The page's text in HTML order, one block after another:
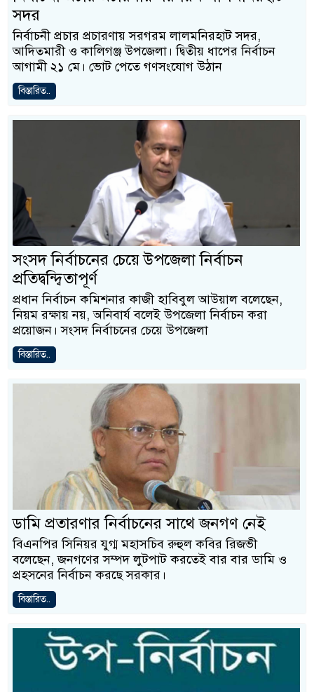
সদর
নির্বাচনী প্রচার প্রচারণায় সরগরম লালমনিরহাট সদর,
আদিতমারী ও কালিগঞ্জ উপজেলা। দ্বিতীয় ধাপের নির্বাচন
আগামী ২১ মে। ভোট পেতে গণসংযোগ উঠান
বিস্তারিত..
সংসদ নির্বাচনের চেয়ে উপজেলা নির্বাচন
প্রতিদ্বন্দ্বিতাপূর্ণ
প্রধান নির্বাচন কমিশনার কাজী হাবিবুল আউয়াল বলেছেন,
নিয়ম রক্ষায় নয়, অনিবার্য বলেই উপজেলা নির্বাচন করা
প্রয়োজন। সংসদ নির্বাচনের চেয়ে উপজেলা
বিস্তারিত..
ডামি প্রতারণার নির্বাচনের সাথে জনগণ নেই
বিএনপির সিনিয়র যুগ্ম মহাসচিব রুহুল কবির রিজভী
বলেছেন, জনগণের সম্পদ লুটপাট করতেই বার বার ডামি ও
প্রহসনের নির্বাচন করছে সরকার।
বিস্তারিত..